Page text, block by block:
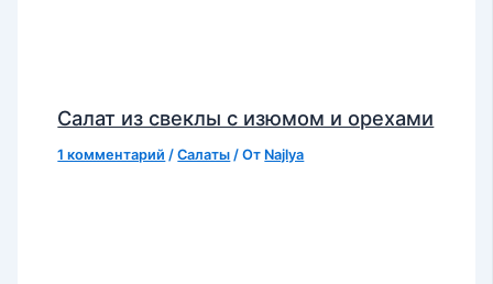
Салат из свеклы с изюмом и орехами
1 комментарий /Салаты / От Najlya